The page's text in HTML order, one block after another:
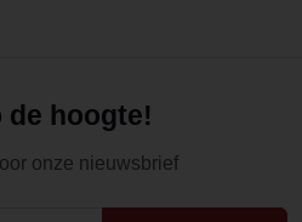
de hoogte!
onze nieuwsbrief